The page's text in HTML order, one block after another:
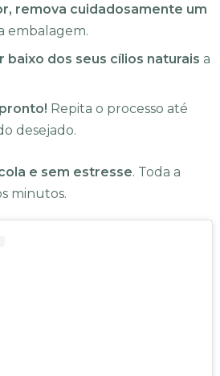
remova cuidadosamente um
embalagem.
baixo dos seus cílios naturais a
Repita o processo até
desejado.
e sem estresse. Toda a
minutos.